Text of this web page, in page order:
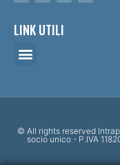
LINK UTILI
© All rights reserved
socio unico - P.IVA